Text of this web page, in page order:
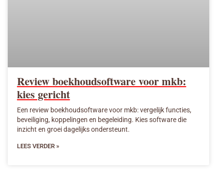
Review boekhoudsoftware voor mkb:
kies gericht
Een review boekhoudsoftware voor mkb: vergelijk functies,
beveiliging, koppelingen en begeleiding. Kies software die
inzicht en groei dagelijks ondersteunt.
LEES VERDER »